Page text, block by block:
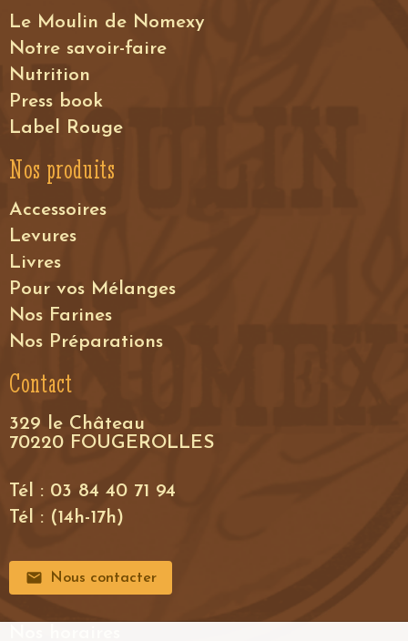
Le Moulin de Nomexy
Notre savoir-faire
Nutrition
Press book
Label Rouge
Nos produits
Accessoires
Levures
Livres
Pour vos Mélanges
Nos Farines
Nos Préparations
Contact
329 le Château
70220 FOUGEROLLES
Tél : 03 84 40 71 94
Tél : (14h-17h)
Nous contacter